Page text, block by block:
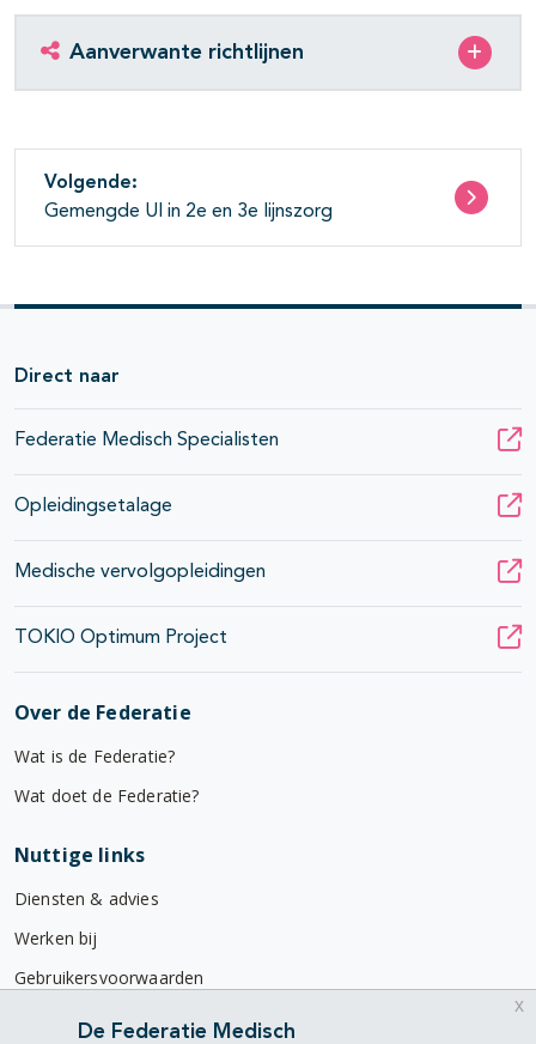
Aanverwante richtlijnen
Volgende:
Gemengde UI in 2e en 3e lijnszorg
Direct naar
Federatie Medisch Specialisten
Opleidingsetalage
Medische vervolgopleidingen
TOKIO Optimum Project
Over de Federatie
Wat is de Federatie?
Wat doet de Federatie?
Nuttige links
Diensten & advies
Werken bij
Gebruikersvoorwaarden
Privacyverklaring
De Federatie Medisch
x